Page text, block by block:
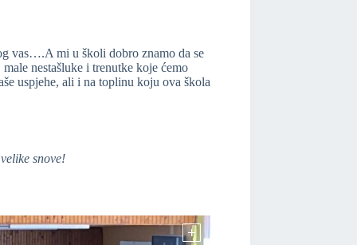
vas….A mi u školi dobro znamo da se
nestašluke i trenutke koje ćemo
uspjehe, ali i na toplinu koju ova škola
snove!